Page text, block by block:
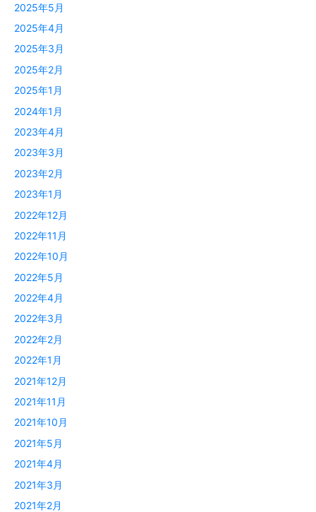
2025年5月
2025年4月
2025年3月
2025年2月
2025年1月
2024年1月
2023年4月
2023年3月
2023年2月
2023年1月
2022年12月
2022年11月
2022年10月
2022年5月
2022年4月
2022年3月
2022年2月
2022年1月
2021年12月
2021年11月
2021年10月
2021年5月
2021年4月
2021年3月
2021年2月